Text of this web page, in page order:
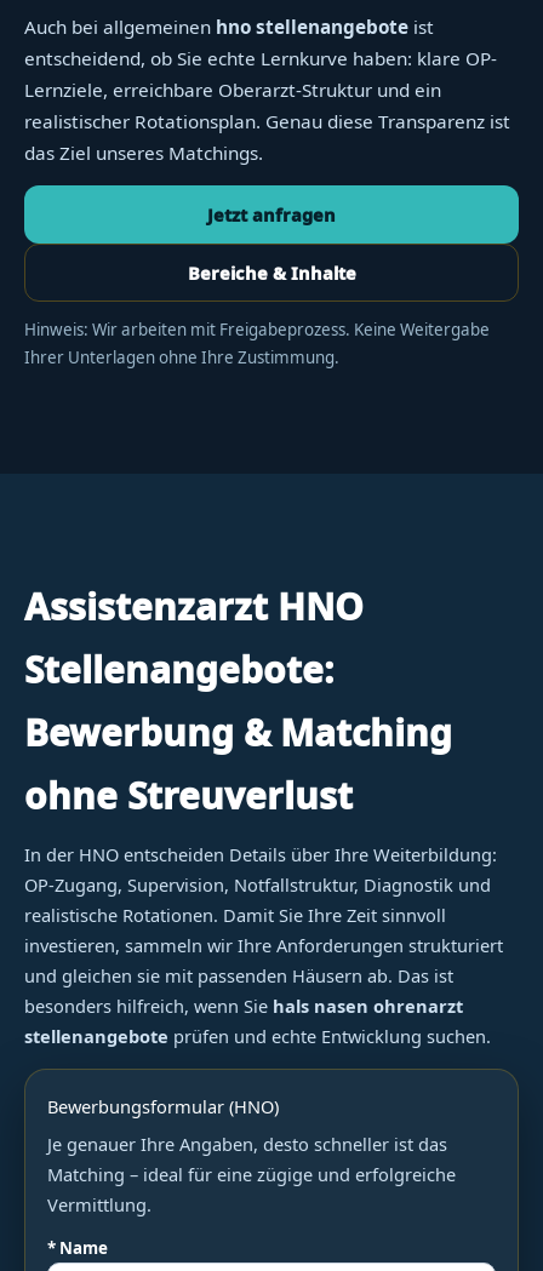
Auch bei allgemeinen hno stellenangebote ist
entscheidend, ob Sie echte Lernkurve haben: klare OP-
Lernziele, erreichbare Oberarzt-Struktur und ein
realistischer Rotationsplan. Genau diese Transparenz ist
das Ziel unseres Matchings.
Jetzt anfragen
Bereiche & Inhalte
Hinweis: Wir arbeiten mit Freigabeprozess. Keine Weitergabe
Ihrer Unterlagen ohne Ihre Zustimmung.
Assistenzarzt HNO
Stellenangebote:
Bewerbung & Matching
ohne Streuverlust
In der HNO entscheiden Details über Ihre Weiterbildung:
OP-Zugang, Supervision, Notfallstruktur, Diagnostik und
realistische Rotationen. Damit Sie Ihre Zeit sinnvoll
investieren, sammeln wir Ihre Anforderungen strukturiert
und gleichen sie mit passenden Häusern ab. Das ist
besonders hilfreich, wenn Sie hals nasen ohrenarzt
stellenangebote prüfen und echte Entwicklung suchen.
Bewerbungsformular (HNO)
Je genauer Ihre Angaben, desto schneller ist das
Matching – ideal für eine zügige und erfolgreiche
Vermittlung.
* Name